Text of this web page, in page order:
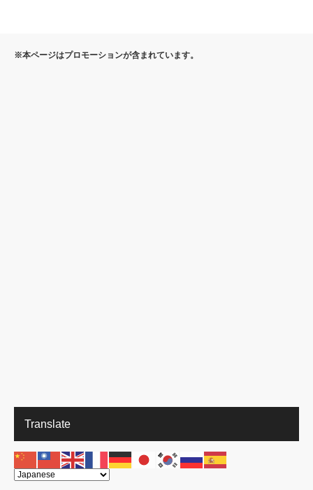
※本ページはプロモーションが含まれています。
Translate